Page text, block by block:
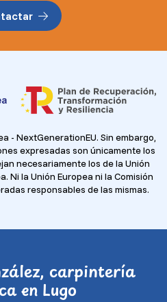
- NextGenerationEU. Sin embargo,
expresadas son únicamente los
necesariamente los de la Unión
Ni la Unión Europea ni la Comisión
responsables de las mismas.
carpintería
en Lugo